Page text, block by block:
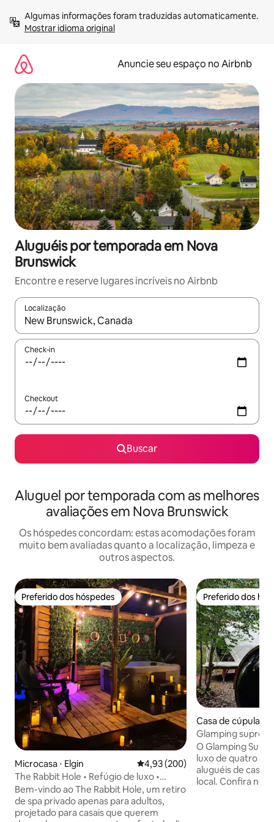
para
Mostrar idioma original
Anuncie seu espaço no Airbnb
Aluguéis por temporada em Nova
Brunswick
Encontre e reserve lugares incríveis no Airbnb
Localização
Quando os resultados estiverem disponíveis, explore-os
Check-in
Checkout
Buscar
Aluguel por temporada com as melhores
avaliações em Nova Brunswick
Os hóspedes concordam: estas acomodações foram
muito bem avaliadas quanto a localização, limpeza e
outros aspectos.
Preferido dos hóspedes
Preferido dos hóspedes
Microcasa ⋅ Elgin 4,93 de uma avaliação média de
4,93 (200)
The Rabbit Hole • Refúgio de luxo •
Banheira de hidromassagem • Sauna
Bem-vindo ao The Rabbit Hole, um retiro
de spa privado apenas para adultos,
projetado para casais que querem
Preferido dos
Preferido dos
Casa de cúpula ⋅
Glamping
O Glamping
luxo de quatro
aluguéis de casas
local. Confira